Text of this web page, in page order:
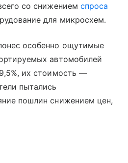
со снижением спроса
для микросхем.
особенно ощутимые
автомобилей
их стоимость —
пытались
пошлин снижением цен,